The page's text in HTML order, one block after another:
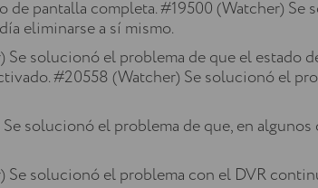
de pantalla completa. #19500 (Watcher)
eliminarse a sí mismo.
Se solucionó el problema de que el estado
#20558 (Watcher) Se solucionó el
solucionó el problema de que, en
Se solucionó el problema con el DVR